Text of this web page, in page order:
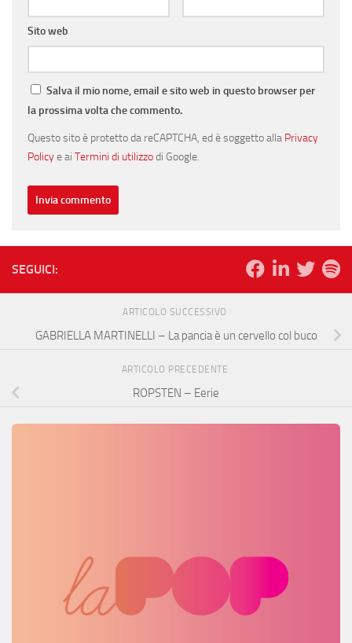
Sito web
Salva il mio nome, email e sito web in questo browser per
la prossima volta che commento.
Questo sito è protetto da reCAPTCHA, ed è soggetto alla Privacy
Policye ai Termini di utilizzodi Google.
SEGUICI:
ARTICOLO SUCCESSIVO
GABRIELLA MARTINELLI – La pancia è un cervello col buco
ARTICOLO PRECEDENTE
ROPSTEN – Eerie